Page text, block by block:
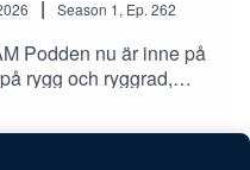
| Season 1, Ep.262
Podden nu är inne på
rygg och ryggrad,
perspektiv, så väl